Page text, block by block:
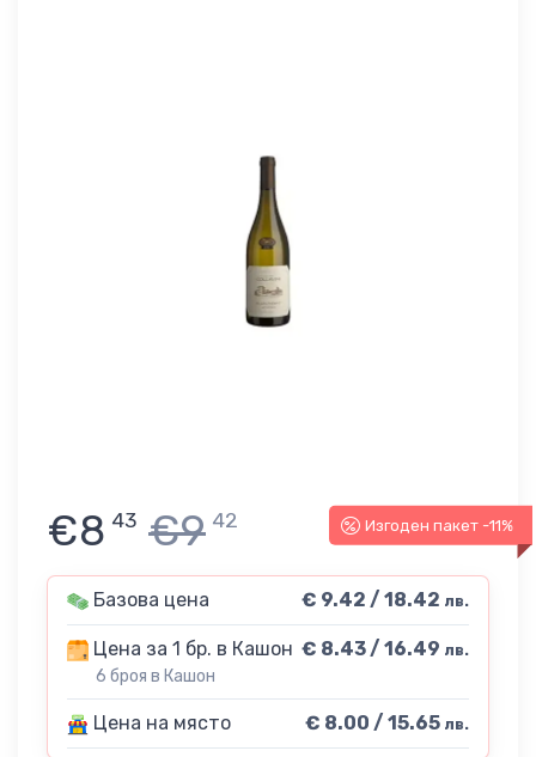
Изгоден пакет -11%
€8 43 €9 42
Базова цена € 9.42 / 18.42 лв.
Цена за 1 бр. в Кашон
6 броя в Кашон
€ 8.43 / 16.49 лв.
Цена на място € 8.00 / 15.65 лв.